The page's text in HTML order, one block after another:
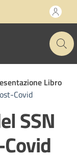
Libro
Covid
SSN